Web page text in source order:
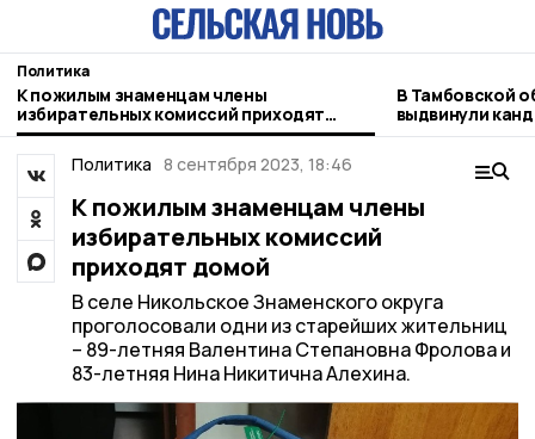
Политика
К пожилым знаменцам члены
избирательных комиссий приходят
домой
В Тамбовской
выдвинули
областную
Политика 8 сентября 2023, 18:46
К пожилым знаменцам члены
избирательных комиссий
приходят домой
В селе Никольское Знаменского округа
проголосовали одни из старейших жительниц
– 89-летняя Валентина Степановна Фролова и
83-летняя Нина Никитична Алехина.